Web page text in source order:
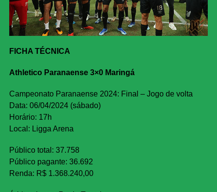
FICHA TÉCNICA
Athletico Paranaense 3×0 Maringá
Campeonato Paranaense 2024: Final – Jogo de volta
Data: 06/04/2024 (sábado)
Horário: 17h
Local: Ligga Arena
Público total: 37.758
Público pagante: 36.692
Renda: R$ 1.368.240,00